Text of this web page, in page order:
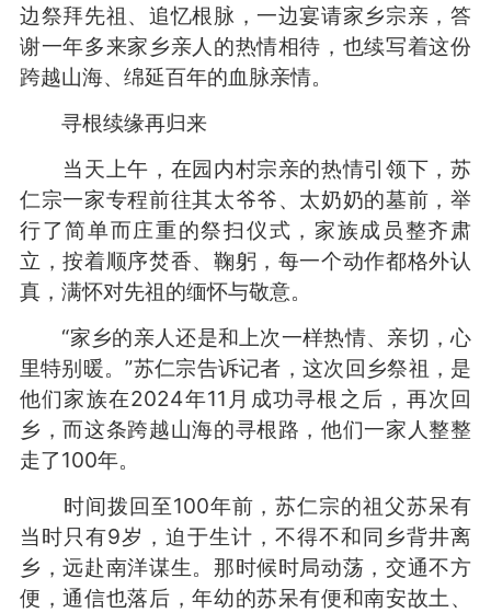
边祭拜先祖、追忆根脉，一边宴请家乡宗亲，答
谢一年多来家乡亲人的热情相待，也续写着这份
跨越山海、绵延百年的血脉亲情。
寻根续缘再归来
当天上午，在园内村宗亲的热情引领下，苏
仁宗一家专程前往其太爷爷、太奶奶的墓前，举
行了简单而庄重的祭扫仪式，家族成员整齐肃
立，按着顺序焚香、鞠躬，每一个动作都格外认
真，满怀对先祖的缅怀与敬意。
“家乡的亲人还是和上次一样热情、亲切，心
里特别暖。”苏仁宗告诉记者，这次回乡祭祖，是
他们家族在2024年11月成功寻根之后，再次回
乡，而这条跨越山海的寻根路，他们一家人整整
走了100年。
时间拨回至100年前，苏仁宗的祖父苏呆有
当时只有9岁，迫于生计，不得不和同乡背井离
乡，远赴南洋谋生。那时候时局动荡，交通不方
便，通信也落后，年幼的苏呆有便和南安故土、